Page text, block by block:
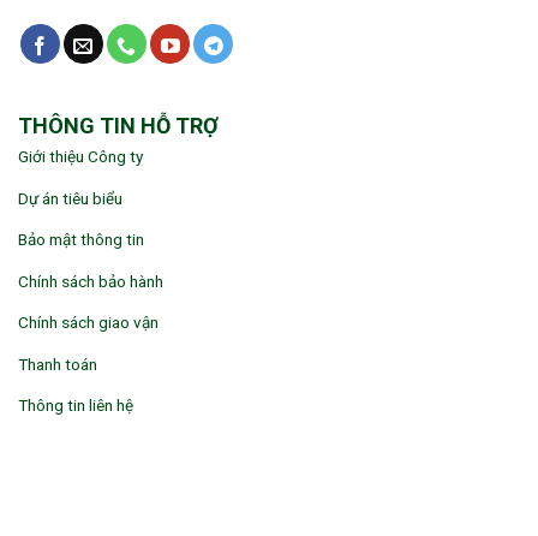
THÔNG TIN HỖ TRỢ
Giới thiệu Công ty
Dự án tiêu biểu
Bảo mật thông tin
Chính sách bảo hành
Chính sách giao vận
Thanh toán
Thông tin liên hệ